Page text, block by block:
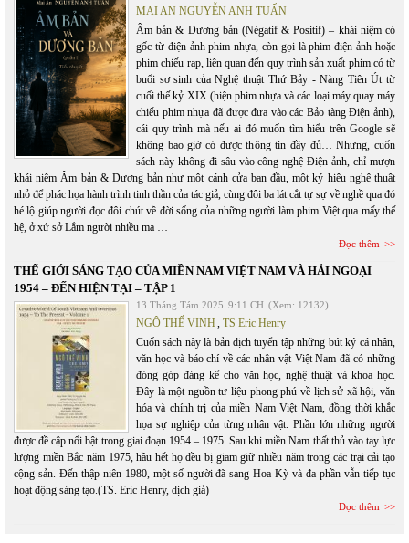
MAI AN NGUYỄN ANH TUẤN
Âm bản & Dương bản (Négatif & Positif) – khái niệm có
gốc từ điện ảnh phim nhựa, còn gọi là phim điện ảnh hoặc
phim chiếu rạp, liên quan đến quy trình sản xuất phim có từ
buổi sơ sinh của Nghệ thuật Thứ Bảy - Nàng Tiên Út từ
cuối thế kỷ XIX (hiện phim nhựa và các loại máy quay máy
chiếu phim nhựa đã được đưa vào các Bảo tàng Điện ảnh),
cái quy trình mà nếu ai đó muốn tìm hiểu trên Google sẽ
không bao giờ có được thông tin đầy đủ… Nhưng, cuốn
sách này không đi sâu vào công nghệ Điện ảnh, chỉ mượn
khái niệm Âm bản & Dương bản như một cánh cửa ban đầu, một ký hiệu nghệ thuật
nhỏ để phác họa hành trình tinh thần của tác giả, cùng đôi ba lát cắt tự sự về nghề qua đó
hé lộ giúp người đọc đôi chút về đời sống của những người làm phim Việt qua mấy thế
hệ, ở xứ sở Lắm người nhiều ma …
Đọc thêm
THẾ GIỚI SÁNG TẠO CỦA MIỀN NAM VIỆT NAM VÀ HẢI NGOẠI
1954 – ĐẾN HIỆN TẠI – TẬP 1
13 Tháng Tám 2025 9:11 CH (Xem: 12132)
NGÔ THẾ VINH, TS Eric Henry
Cuốn sách này là bản dịch tuyển tập những bút ký cá nhân,
văn học và báo chí về các nhân vật Việt Nam đã có những
đóng góp đáng kể cho văn học, nghệ thuật và khoa học.
Đây là một nguồn tư liệu phong phú về lịch sử xã hội, văn
hóa và chính trị của miền Nam Việt Nam, đồng thời khắc
họa sự nghiệp của từng nhân vật. Phần lớn những người
được đề cập nổi bật trong giai đoạn 1954 – 1975. Sau khi miền Nam thất thủ vào tay lực
lượng miền Bắc năm 1975, hầu hết họ đều bị giam giữ nhiều năm trong các trại cải tạo
cộng sản. Đến thập niên 1980, một số người đã sang Hoa Kỳ và đa phần vẫn tiếp tục
hoạt động sáng tạo.(TS. Eric Henry, dịch giả)
Đọc thêm